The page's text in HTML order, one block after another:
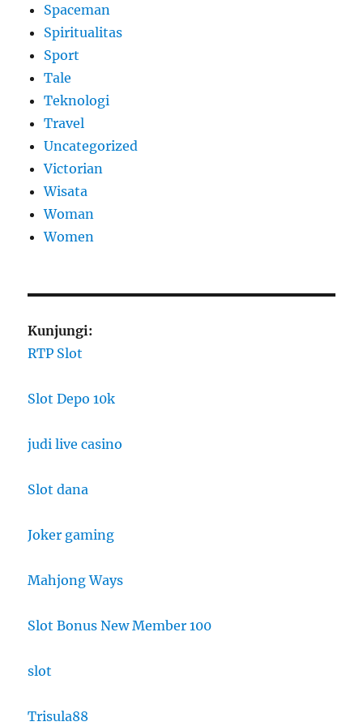
Spaceman
Spiritualitas
Sport
Tale
Teknologi
Travel
Uncategorized
Victorian
Wisata
Woman
Women
Kunjungi:
RTP Slot
Slot Depo 10k
judi live casino
Slot dana
Joker gaming
Mahjong Ways
Slot Bonus New Member 100
slot
Trisula88